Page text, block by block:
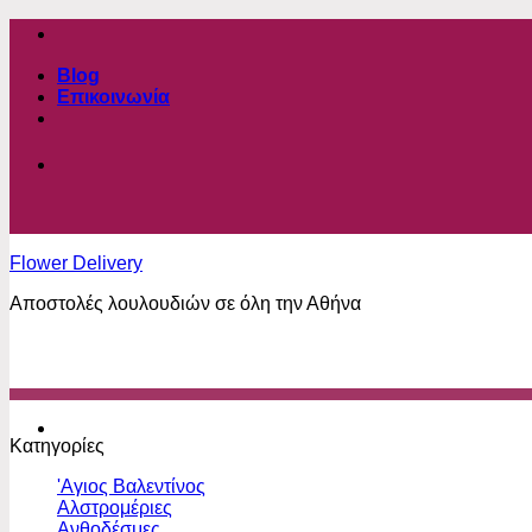
Μετάβαση
περιεχόμενο
Blog
Επικοινωνία
Flower Delivery
Αποστολές λουλουδιών σε όλη την Αθήνα
Κατηγορίες
'Αγιος Βαλεντίνος
Αλστρομέριες